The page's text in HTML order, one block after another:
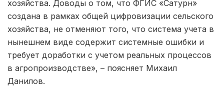
хозяйства. Доводы о том, что ФГИС «Сатурн»
создана в рамках общей цифровизации сельского
хозяйства, не отменяют того, что система учета в
нынешнем виде содержит системные ошибки и
требует доработки с учетом реальных процессов
в агропроизводстве», – поясняет Михаил
Данилов.